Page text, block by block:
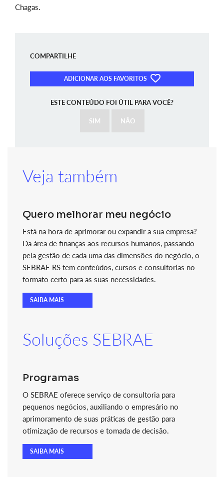
Chagas.
COMPARTILHE
ADICIONAR AOS FAVORITOS
ESTE CONTEÚDO FOI ÚTIL PARA VOCÊ?
SIM NÃO
Veja também
Quero melhorar meu negócio
Está na hora de aprimorar ou expandir a sua empresa?
Da área de finanças aos recursos humanos, passando
pela gestão de cada uma das dimensões do negócio, o
SEBRAE RS tem conteúdos, cursos e consultorias no
formato certo para as suas necessidades.
SAIBA MAIS
Soluções SEBRAE
Programas
O SEBRAE oferece serviço de consultoria para
pequenos negócios, auxiliando o empresário no
aprimoramento de suas práticas de gestão para
otimização de recursos e tomada de decisão.
SAIBA MAIS